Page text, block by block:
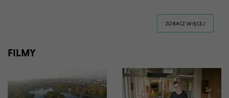
FILMY
ZOBACZ WIĘCEJGALERII